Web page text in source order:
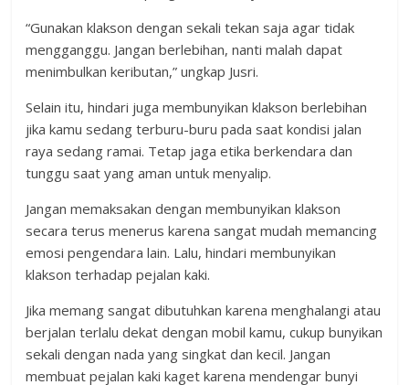
“Gunakan klakson dengan sekali tekan saja agar tidak
mengganggu. Jangan berlebihan, nanti malah dapat
menimbulkan keributan,” ungkap Jusri.
Selain itu, hindari juga membunyikan klakson berlebihan
jika kamu sedang terburu-buru pada saat kondisi jalan
raya sedang ramai. Tetap jaga etika berkendara dan
tunggu saat yang aman untuk menyalip.
Jangan memaksakan dengan membunyikan klakson
secara terus menerus karena sangat mudah memancing
emosi pengendara lain. Lalu, hindari membunyikan
klakson terhadap pejalan kaki.
Jika memang sangat dibutuhkan karena menghalangi atau
berjalan terlalu dekat dengan mobil kamu, cukup bunyikan
sekali dengan nada yang singkat dan kecil. Jangan
membuat pejalan kaki kaget karena mendengar bunyi